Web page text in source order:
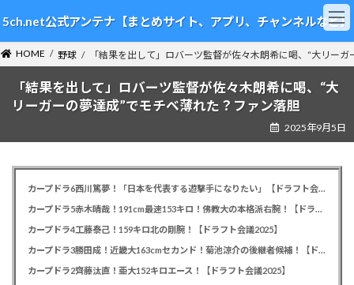
ン
テ
ン
ツ
ビ
ゲ
ー
シ
5ch.net公式アンテナ【まとめサイト、アプリ、チャンネルなど】
HOME 野球 「結果を出して」ロバーツ監督が佐々木朗希に喝、“大リー
「結果を出して」ロバーツ監督が佐々木朗希に喝、“大
リーガーの夢達成”でモチベ薄れた？ファン落胆
2025年9月5日
カープドラ6西川篤夢！「日本を代表する遊撃手になりたい」【ドラフト会議2025】
カープドラ5赤木晴哉！191cm最速153キロ！佛教大の本格派右腕！【ドラフト会議2025】
カープドラ4工藤泰己！159キロ北の剛腕！【ドラフト会議2025】
カープドラ3勝田成！近畿大163cmセカンド！菊池涼介の後継者候補！【ドラフト会議2025】
カープドラ2齊藤汰直！亜大152キロエース！【ドラフト会議2025】